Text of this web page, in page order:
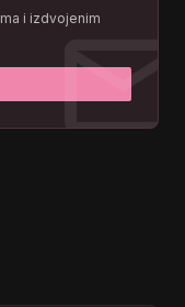
i izdvojenim